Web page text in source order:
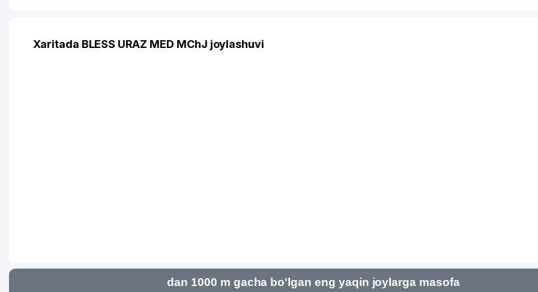
Xaritada BLESS URAZ MED MChJ joylashuvi
dan 1000 m gacha bo'lgan eng yaqin joylarga masofa